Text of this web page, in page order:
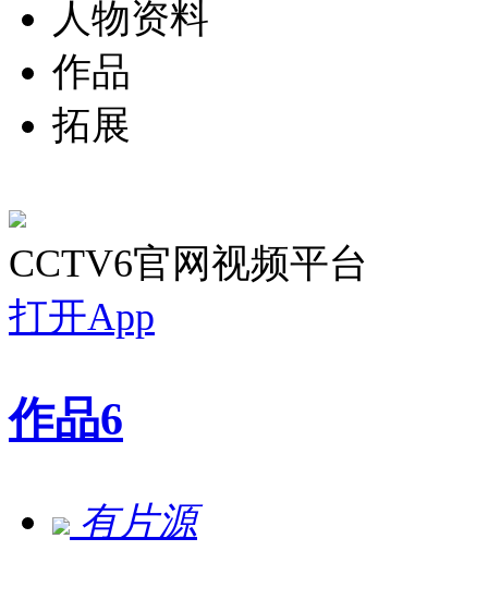
人物资料
作品
拓展
CCTV6官网视频平台
打开App
作品6
有片源